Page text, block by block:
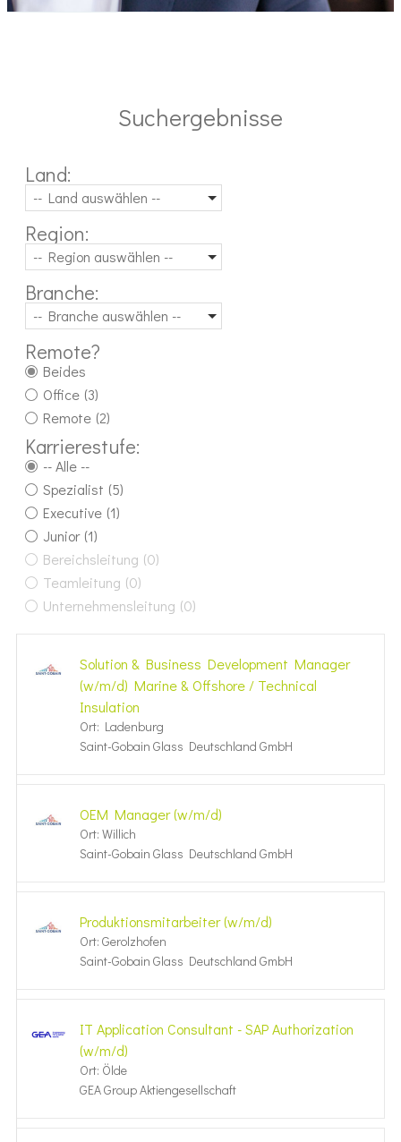
Suchergebnisse
Land:
-- Land auswählen --
Region:
-- Region auswählen --
Branche:
-- Branche auswählen --
Remote?
Beides
Office (3)
Remote (2)
Karrierestufe:
-- Alle --
Spezialist (5)
Executive (1)
Junior (1)
Bereichsleitung (0)
Teamleitung (0)
Unternehmensleitung (0)
Solution & Business Development Manager
(w/m/d) Marine & Offshore / Technical
Insulation
Ort: Ladenburg
Saint-Gobain Glass Deutschland GmbH
OEM Manager (w/m/d)
Ort: Willich
Saint-Gobain Glass Deutschland GmbH
Produktionsmitarbeiter (w/m/d)
Ort: Gerolzhofen
Saint-Gobain Glass Deutschland GmbH
IT Application Consultant - SAP Authorization
(w/m/d)
Ort: Ölde
GEA Group Aktiengesellschaft